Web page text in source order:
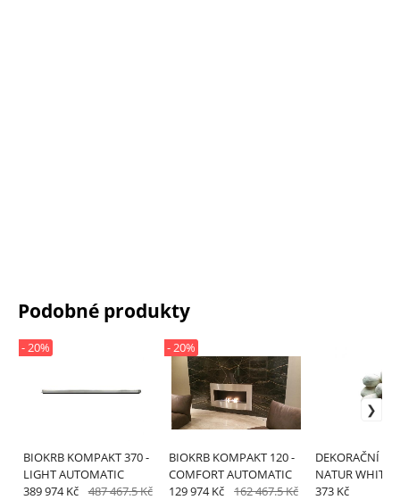
Podobné produkty
BIOKRB KOMPAKT 370 -
LIGHT AUTOMATIC
- 20%
389 974 Kč 487 467.5 Kč
BIOKRB KOMPAKT 120 -
COMFORT AUTOMATIC
- 20%
129 974 Kč 162 467.5 Kč
DEKORAČNÍ
NATUR WHITE
373 Kč